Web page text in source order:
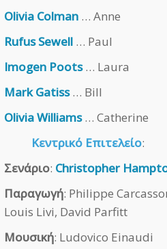
Olivia Colman … Anne
Rufus Sewell … Paul
Imogen Poots… Laura
Mark Gatiss… Bill
Olivia Williams… Catherine
Κεντρικό Επιτελείο:
Σενάριο: Christopher
Παραγωγή: Philippe
Louis Livi, David Parfitt
Μουσική: Ludovico Einaudi